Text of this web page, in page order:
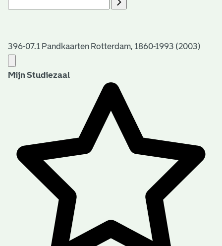
396-07.1 Pandkaarten Rotterdam, 1860-1993 (2003)
Mijn Studiezaal